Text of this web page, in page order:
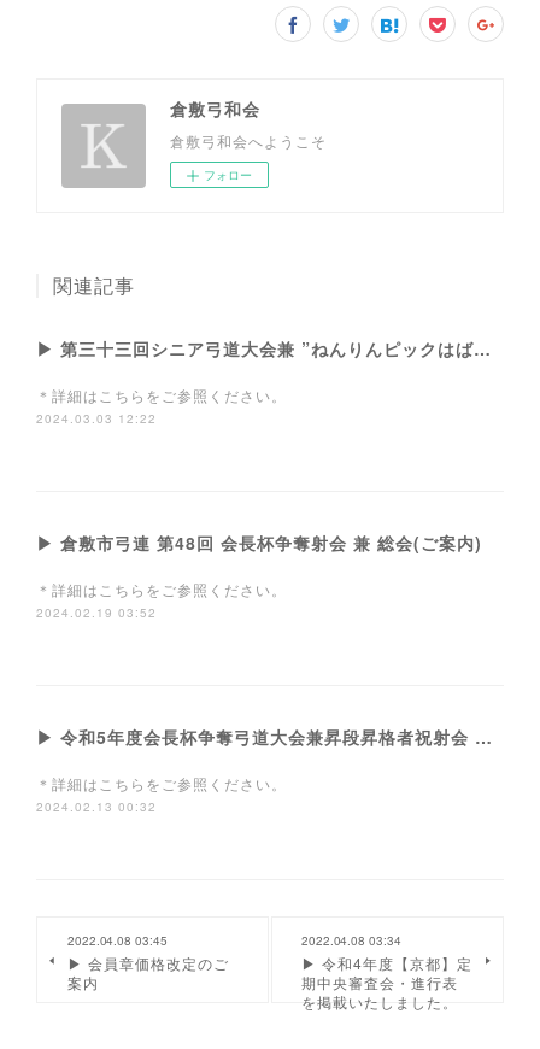
倉敷弓和会
倉敷弓和会へようこそ
フォロー
関連記事
▶ 第三十三回シニア弓道大会兼 ”ねんりんピックはばたけ鳥取2024”大会予選会
＊詳細はこちらをご参照ください。
2024.03.03 12:22
▶ 倉敷市弓連 第48回 会長杯争奪射会 兼 総会(ご案内)
＊詳細はこちらをご参照ください。
2024.02.19 03:52
▶ 令和5年度会長杯争奪弓道大会兼昇段昇格者祝射会 及び優秀団体・優秀選手表彰式のご案内
＊詳細はこちらをご参照ください。
2024.02.13 00:32
2022.04.08 03:45
▶ 会員章価格改定のご
案内
2022.04.08 03:34
▶ 令和4年度【京都】定
期中央審査会・進行表
を掲載いたしました。